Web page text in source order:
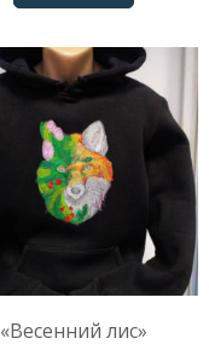
«Весенний лис»